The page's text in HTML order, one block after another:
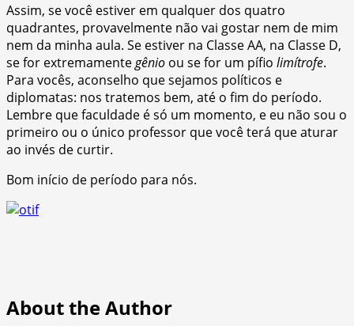
Assim, se você estiver em qualquer dos quatro
quadrantes, provavelmente não vai gostar nem de mim
nem da minha aula. Se estiver na Classe AA, na Classe D,
se for extremamentegênio ou se for um pífio limítrofe.
Para vocês, aconselho que sejamos políticos e
diplomatas: nos tratemos bem, até o fim do período.
Lembre que faculdade é só um momento, e eu não sou o
primeiro ou o único professor que você terá que aturar
ao invés de curtir.
Bom início de período para nós.
About the Author